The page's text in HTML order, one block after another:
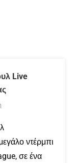
Live
ντέρμπι
σε ένα